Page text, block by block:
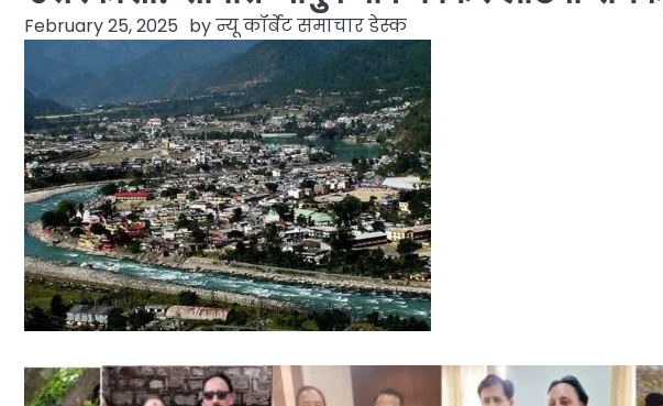
February 25, 2025 byन्यू कॉर्बेट समाचार डेस्क